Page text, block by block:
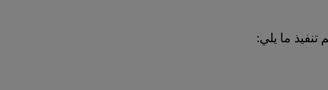
تنفيذ ما يلي: